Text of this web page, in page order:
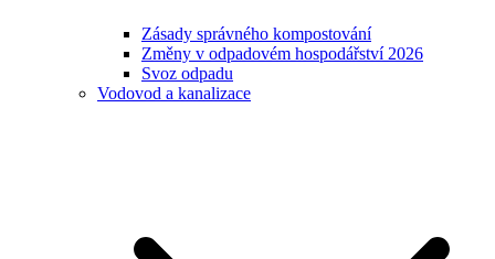
Zásady správného kompostování
Změny v odpadovém hospodářství 2026
Svoz odpadu
Vodovod a kanalizace